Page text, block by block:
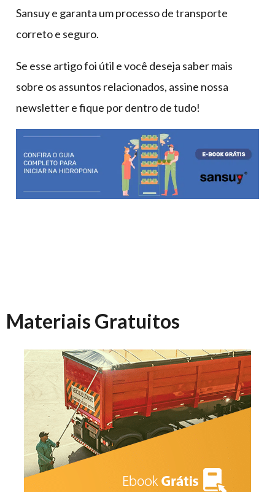
Sansuy e garanta um processo de transporte
correto e seguro.
Se esse artigo foi útil e você deseja saber mais
sobre os assuntos relacionados, assine nossa
newsletter e fique por dentro de tudo!
Materiais Gratuitos